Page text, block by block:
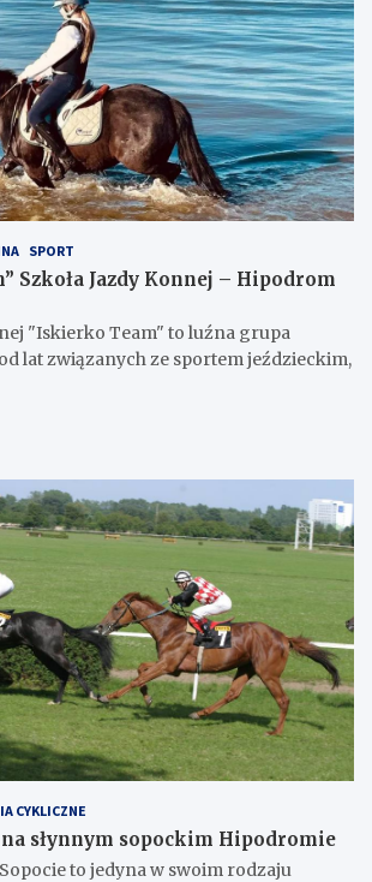
SPORT
Szkoła Jazdy Konnej – Hipodrom
"Iskierko Team" to luźna grupa
lat związanych ze sportem jeździeckim,
CYKLICZNE
słynnym sopockim Hipodromie
to jedyna w swoim rodzaju